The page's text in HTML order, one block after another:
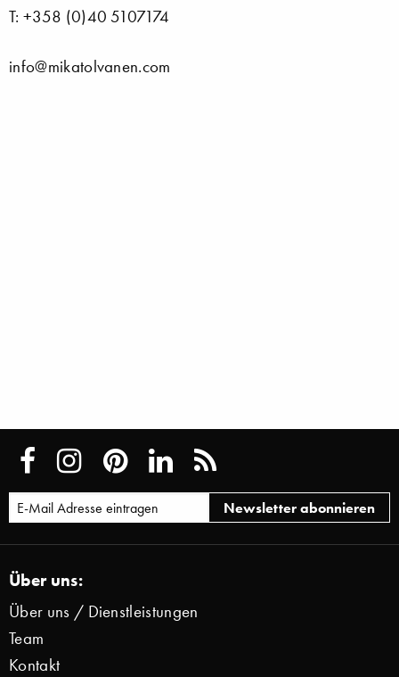
T: +358 (0)40 5107174
info@mikatolvanen.com
Über uns:
Über uns / Dienstleistungen
Team
Kontakt